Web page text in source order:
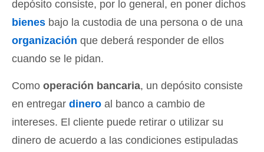
depósito consiste, por lo general, en poner dichos
bienes bajo la custodia de una persona o de una
organización que deberá responder de ellos
cuando se le pidan.
Como operación bancaria, un depósito consiste
en entregar dinero al banco a cambio de
intereses. El cliente puede retirar o utilizar su
dinero de acuerdo a las condiciones estipuladas